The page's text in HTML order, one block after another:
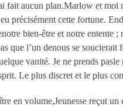
fait aucun plan.Marlow et moi
précisément cette fortune.
bien-être et notre entente
que l’un denous se
vanité. Je ne prends
Le plus discret et le plus
en volume,Jeunesse reçut